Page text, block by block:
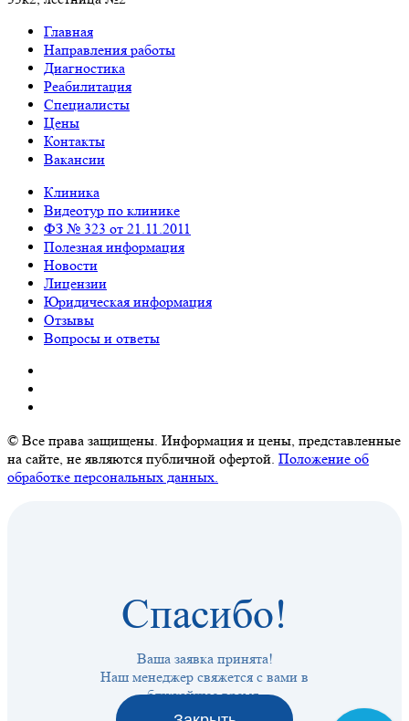
Главная
Направления работы
Диагностика
Реабилитация
Специалисты
Цены
Контакты
Вакансии
Клиника
Видеотур по клинике
ФЗ № 323 от 21.11.2011
Полезная информация
Новости
Лицензии
Юридическая информация
Отзывы
Вопросы и ответы
© Все права защищены. Информация и цены, представленные
на сайте, не являются публичной офертой. Положение об
обработке персональных данных.
Спасибо!
Ваша заявка принята!
Наш менеджер свяжется с вами в
ближайшее время.